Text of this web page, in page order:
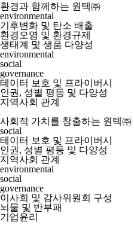
환경과 함께하는 원텍㈜
environmental
기후변화 및 탄소 배출
환경오염 및 환경규제
생태계 및 생품 다양성
environmental
social
governance
테이터 보호 및 프라이버시
인권, 성별 평등 및 다양성
지역사회 관계
사회적 가치를 창출하는 원텍㈜
social
테이터 보호 및 프라이버시
인권, 성별 평등 및 다양성
지역사회 관계
environmental
social
governance
이사회 및 감사위원회 구성
뇌물 및 반부패
기업윤리